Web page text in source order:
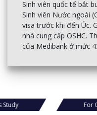
Sinh viên quốc tế bắt
Sinh viên Nước ngoài
visa trước khi đến Úc.
nhà cung cấp OSHC.
của Medibank ở mức
Study For